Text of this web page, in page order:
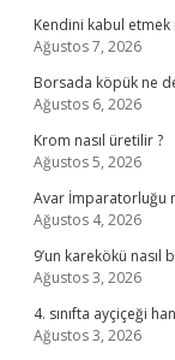
Kendini kabul etmek
Ağustos 7, 2026
Borsada köpük ne
Ağustos 6, 2026
Krom nasıl üretilir ?
Ağustos 5, 2026
Avar İmparatorluğu
Ağustos 4, 2026
9’un karekökü nasıl
Ağustos 3, 2026
4. sınıfta ayçiçeği
Ağustos 3, 2026